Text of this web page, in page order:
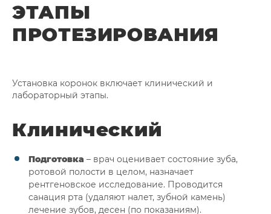
ЭТАПЫ
ПРОТЕЗИРОВАНИЯ
Установка коронок включает клинический и
лабораторный этапы.
Клинический
Подготовка – врач оценивает состояние зуба,
ротовой полости в целом, назначает
рентгеновское исследование. Проводится
санация рта (удаляют налет, зубной камень)
лечение зубов, десен (по показаниям).